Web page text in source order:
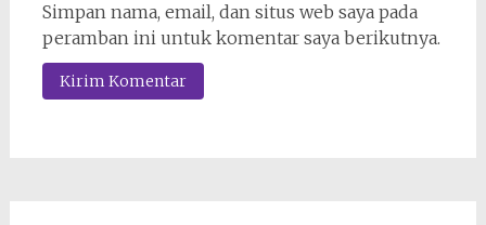
Simpan nama, email, dan situs web saya pada
peramban ini untuk komentar saya berikutnya.